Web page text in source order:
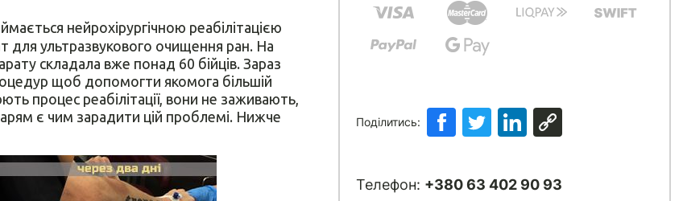
нейрохірургічною реабілітацією
ультразвукового очищення ран. На
складала вже понад 60 бійців. Зараз
щоб допомогти якомога більшій
процес реабілітації, вони не заживають,
є чим зарадити цій проблемі. Нижче
Поділитись:
Телефон: +380 63 402 90 93